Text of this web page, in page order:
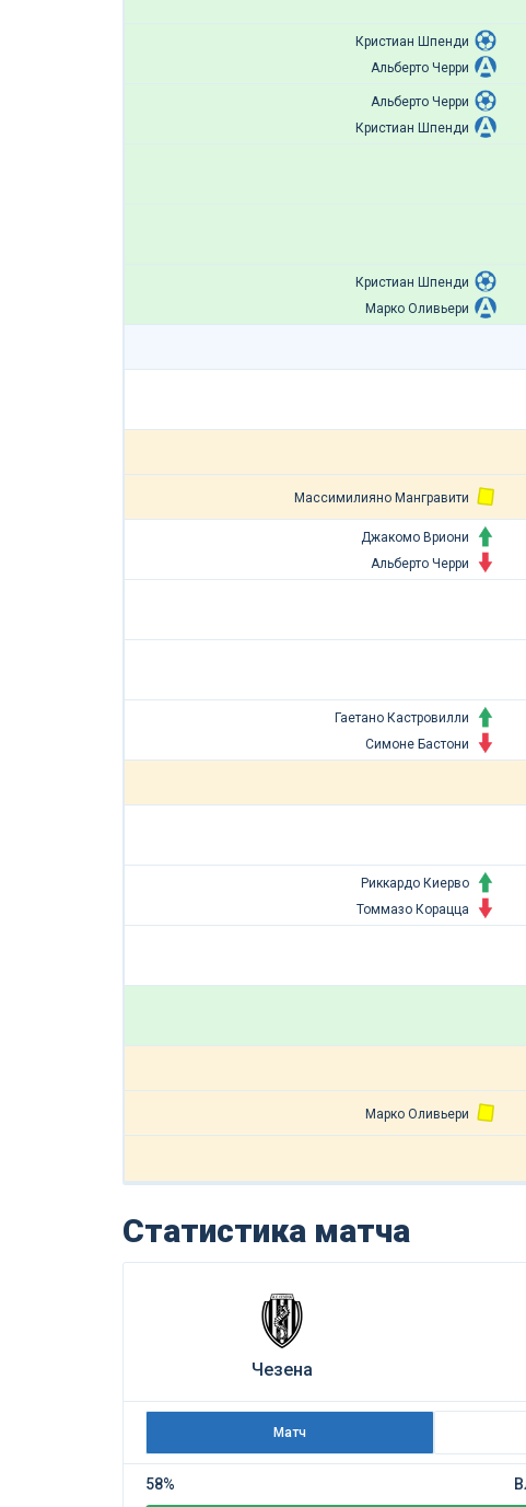
Кристиан Шпенди
Альберто Черри
Альберто Черри
Кристиан Шпенди
Кристиан Шпенди
Марко Оливьери
Массимилияно Мангравити
Джакомо Вриони
Альберто Черри
Гаетано Кастровилли
Симоне Бастони
Риккардо Киерво
Томмазо Корацца
Марко Оливьери
Статистика матча
Чезена
Матч
58%